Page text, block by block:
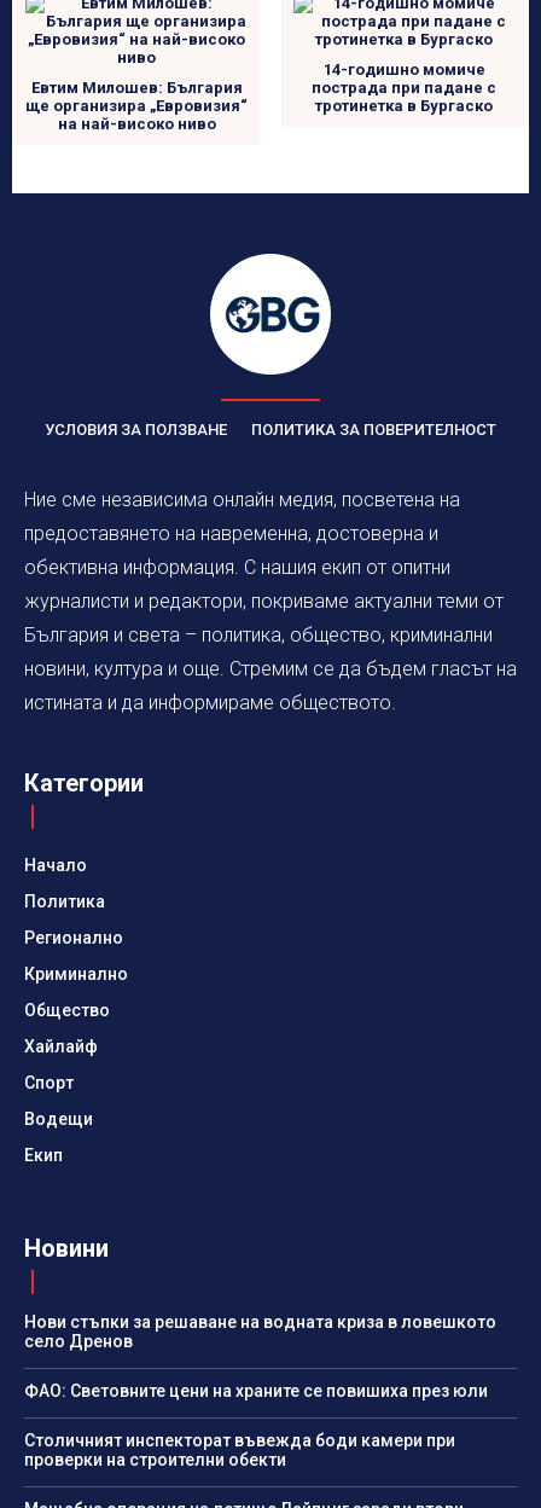
Евтим Милошев: България
ще организира „Евровизия“
на най-високо ниво
14-годишно момиче
пострада при падане с
тротинетка в Бургаско
УСЛОВИЯ ЗА ПОЛЗВАНЕ ПОЛИТИКА ЗА ПОВЕРИТЕЛНОСТ
Ние сме независима онлайн медия, посветена на
предоставянето на навременна, достоверна и
обективна информация. С нашия екип от опитни
журналисти и редактори, покриваме актуални теми от
България и света – политика, общество, криминални
новини, култура и още. Стремим се да бъдем гласът на
истината и да информираме обществото.
Категории
Начало
Политика
Регионално
Криминално
Общество
Хайлайф
Спорт
Водещи
Екип
Новини
Нови стъпки за решаване на водната криза в ловешкото
село Дренов
ФАО: Световните цени на храните се повишиха през юли
Столичният инспекторат въвежда боди камери при
проверки на строителни обекти